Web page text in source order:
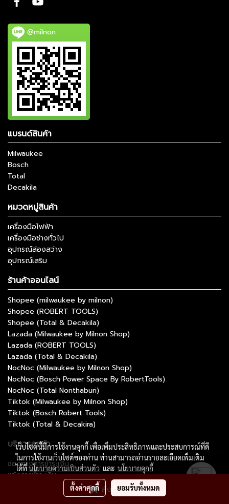
สั่งซื้อสินค้า
@milnon
แบรนด์สินค้า
Milwaukee
Bosch
Total
Decakila
หมวดหมู่สินค้า
เครื่องมือไฟฟ้า
เครื่องมือช่างทั่วไป
อุปกรณ์ส่องสว่าง
อุปกรณ์เสริม
ร้านค้าออนไลน์
Shopee (milwaukee by milnon)
Shopee (ROBERT TOOLS)
Shopee (Total & Decakila)
Lazada (Milwaukee by Milnon Shop)
Lazada (ROBERT TOOLS)
Lazada (Total & Decakila)
NocNoc (Milwaukee by Milnon Shop)
NocNoc (Bosch Power Space By RobertTools)
NocNoc (Total Nonthaburi)
Tiktok (Milwaukee by Milnon Shop)
Tiktok (Bosch Robert Tools)
Tiktok (Total & Decakira)
บริการลูกค้า
ช่องทางการชำระเงิน
แจ้งการชำระเงิน
ติดตามสถานะการสั่งซื้อ
เว็บไซต์นี้มีการใช้งานคุกกี้ เพื่อเพิ่มประสิทธิภาพและประสบการณ์ที่ดี
ในการใช้งานเว็บไซต์ของท่าน ท่านสามารถอ่านรายละเอียดเพิ่มเติม
ได้ที่นโยบายความเป็นส่วนตัว และ นโยบายคุกกี้
ตั้งค่าคุกกี้ ยอมรับทั้งหมด